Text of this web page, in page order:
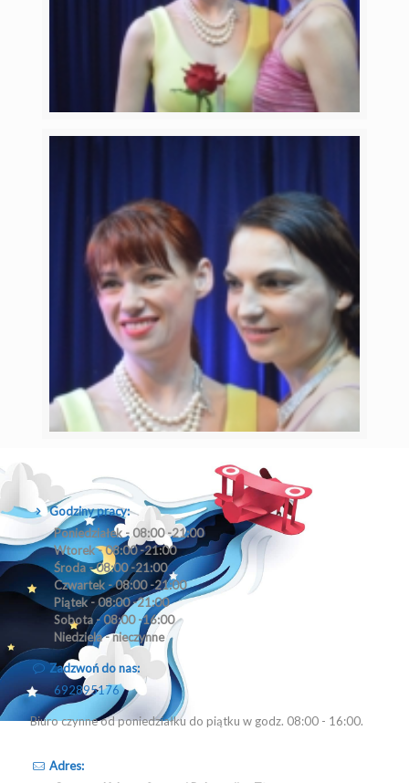
Godziny pracy:
Poniedziałek - 08:00 -21:00
Wtorek - 08:00 -21:00
Środa - 08:00 -21:00
Czwartek - 08:00 -21:00
Piątek - 08:00 -21:00
Sobota - 08:00 -16:00
Niedziela - nieczynne
Zadzwoń do nas:
692895176
Biuro czynne od poniedziałku do piątku w godz. 08:00 - 16:00.
Adres: